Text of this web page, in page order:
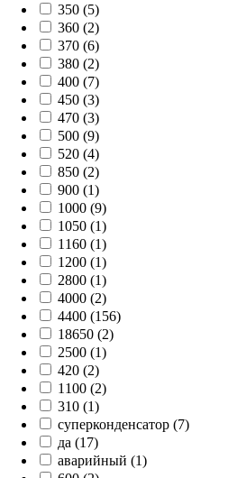
350 (5)
360 (2)
370 (6)
380 (2)
400 (7)
450 (3)
470 (3)
500 (9)
520 (4)
850 (2)
900 (1)
1000 (9)
1050 (1)
1160 (1)
1200 (1)
2800 (1)
4000 (2)
4400 (156)
18650 (2)
2500 (1)
420 (2)
1100 (2)
310 (1)
суперконденсатор (7)
да (17)
аварийный (1)